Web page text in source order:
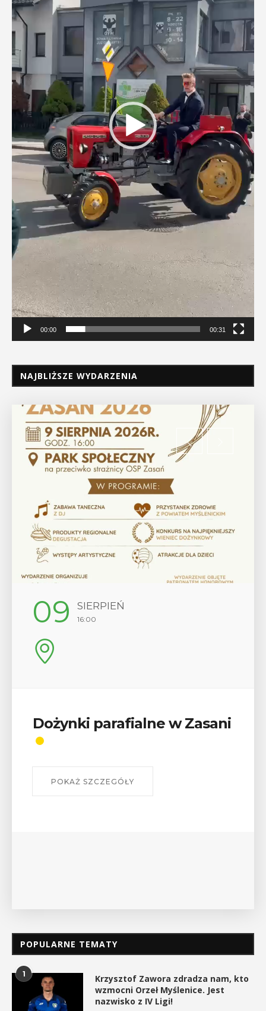
00:00 00:31
NAJBLIŻSZE WYDARZENIA
12 SIERPIEŃ
17:00
Wykład „Jak zdobyć
odznaki na myślenickich
W środę 12 sierpnia o godz. 17 w Miejskiej
POPULARNE TEMATY
1
Krzysztof Zawora zdradza nam, kto
wzmocni Orzeł Myślenice. Jest
nazwisko z IV Ligi!